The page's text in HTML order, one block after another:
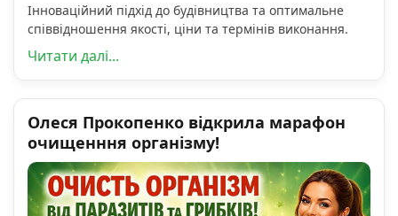
Інноваційний підхід до будівництва та оптимальне
співвідношення якості, ціни та термінів виконання.
Читати далі...
Олеся Прокопенко відкрила марафон
очищенння організму!